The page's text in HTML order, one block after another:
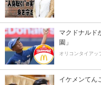
マクドナルド
園」
オリコンタイアッ
イケメンてん